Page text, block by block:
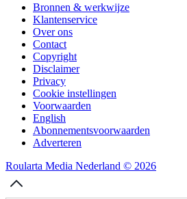
Bronnen & werkwijze
Klantenservice
Over ons
Contact
Copyright
Disclaimer
Privacy
Cookie instellingen
Voorwaarden
English
Abonnementsvoorwaarden
Adverteren
Roularta Media Nederland © 2026